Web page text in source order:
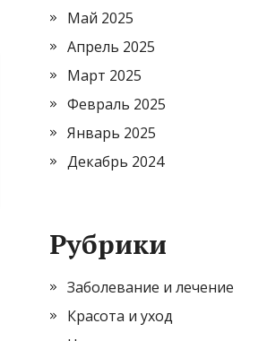
Май 2025
Апрель 2025
Март 2025
Февраль 2025
Январь 2025
Декабрь 2024
Рубрики
Заболевание и лечение
Красота и уход